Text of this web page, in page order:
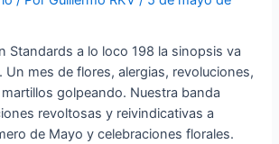
Standards a lo loco 198 la sinopsis va
Un mes de flores, alergias, revoluciones,
golpeando. Nuestra banda
revoltosas y reivindicativas a
de Mayo y celebraciones florales.